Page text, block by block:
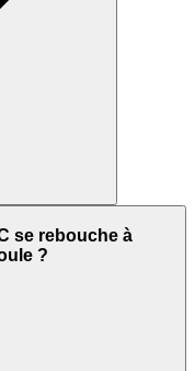
se rebouche à
?